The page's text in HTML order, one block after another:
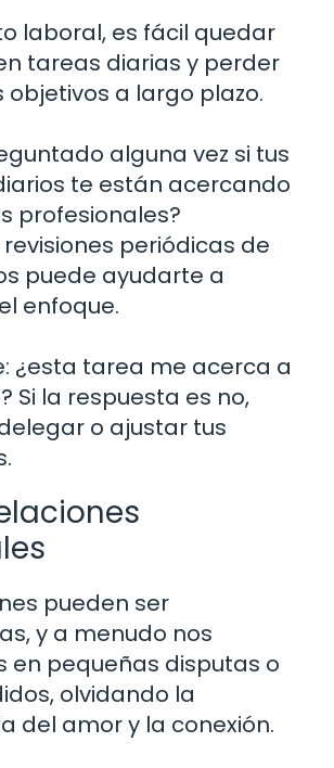
laboral, es fácil quedar
tareas diarias y perder
objetivos a largo plazo.
alguna vez si tus
te están acercando
profesionales?
periódicas de
puede ayudarte a
enfoque.
¿esta tarea me acerca a
Si la respuesta es no,
o ajustar tus
pueden ser
y a menudo nos
en pequeñas disputas o
olvidando la
del amor y la conexión.